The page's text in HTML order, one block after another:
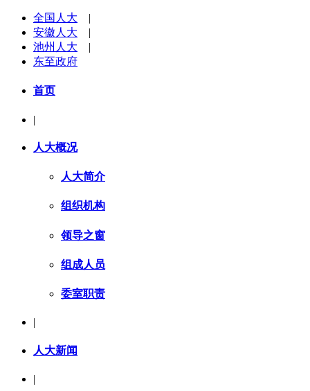
全国人大 |
安徽人大 |
池州人大 |
东至政府
首页
|
人大概况
人大简介
组织机构
领导之窗
组成人员
委室职责
|
人大新闻
|